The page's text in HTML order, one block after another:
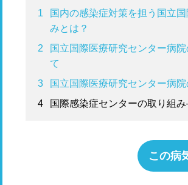
1
国内の感染症対策を担う国立
みとは？
2
国立国際医療研究センター病
て
3
国立国際医療研究センター病
4
国際感染症センターの取り組
この病